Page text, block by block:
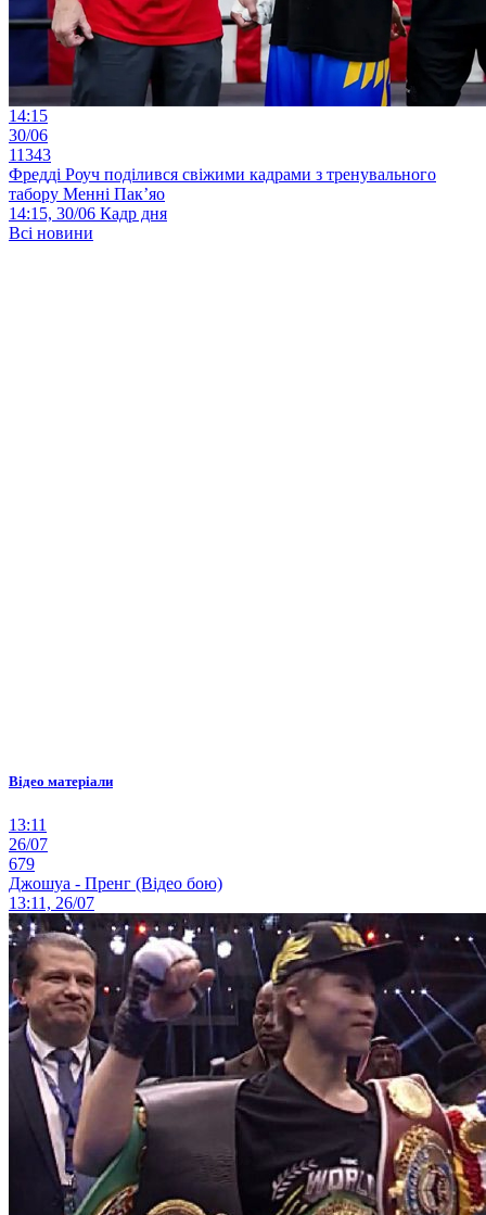
14:15
30/06
11343
Фредді Роуч поділився свіжими кадрами з тренувального
табору Менні Пак’яо
14:15, 30/06 Кадр дня
Всі новини
Відео матеріали
13:11
26/07
679
Джошуа - Пренг (Відео бою)
13:11, 26/07